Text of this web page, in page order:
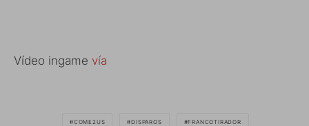
Vídeo ingame vía
COME2US DISPAROS FRANCOTIRADOR